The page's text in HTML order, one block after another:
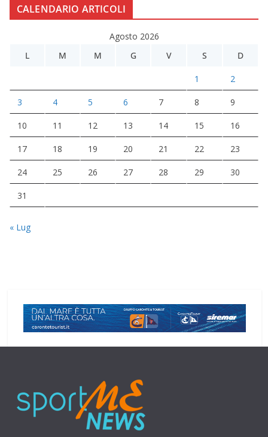
CALENDARIO ARTICOLI
Agosto 2026
L
M M G V S D
1 2
3 4 5 6 7 8 9
10 11 12 13 14 15 16
17 18 19 20 21 22 23
24 25 26 27 28 29 30
31
« Lug